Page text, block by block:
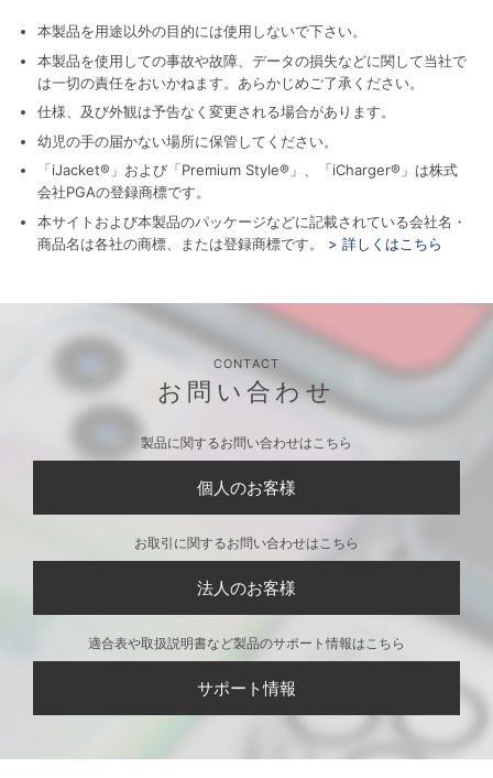
本製品を用途以外の目的には使用しないで下さい。
本製品を使用しての事故や故障、データの損失などに関して当社で
は一切の責任をおいかねます。あらかじめご了承ください。
仕様、及び外観は予告なく変更される場合があります。
幼児の手の届かない場所に保管してください。
「iJacket®」および「Premium Style®」、「iCharger®」は株式
会社PGAの登録商標です。
本サイトおよび本製品のパッケージなどに記載されている会社名・
商品名は各社の商標、または登録商標です。
> 詳しくはこちら
CONTACT
お問い合わせ
製品に関するお問い合わせはこちら
個人のお客様
お取引に関するお問い合わせはこちら
法人のお客様
適合表や取扱説明書など製品のサポート情報はこちら
サポート情報